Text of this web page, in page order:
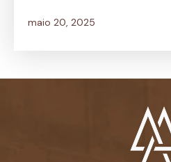
maio 20, 2025